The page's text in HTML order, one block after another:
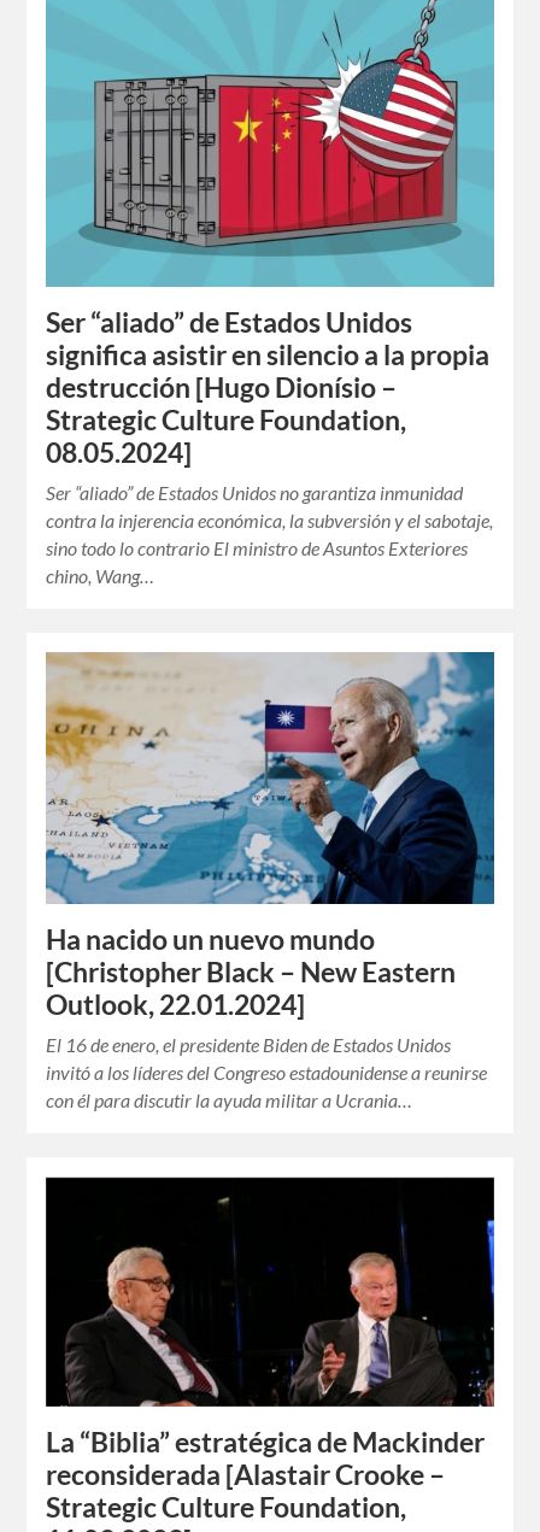
Ser “aliado” de Estados Unidos
significa asistir en silencio a la propia
destrucción [Hugo Dionísio –
Strategic Culture Foundation,
08.05.2024]
Ser “aliado” de Estados Unidos no garantiza inmunidad
contra la injerencia económica, la subversión y el sabotaje,
sino todo lo contrario El ministro de Asuntos Exteriores
chino, Wang…
Ha nacido un nuevo mundo
[Christopher Black – New Eastern
Outlook, 22.01.2024]
El 16 de enero, el presidente Biden de Estados Unidos
invitó a los líderes del Congreso estadounidense a reunirse
con él para discutir la ayuda militar a Ucrania…
La “Biblia” estratégica de Mackinder
reconsiderada [Alastair Crooke –
Strategic Culture Foundation,